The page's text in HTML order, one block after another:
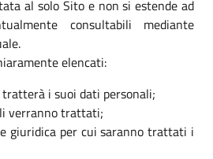
al solo Sito e non si estende ad
consultabili mediante
elencati:
i suoi dati personali;
verranno trattati;
giuridica per cui saranno trattati i